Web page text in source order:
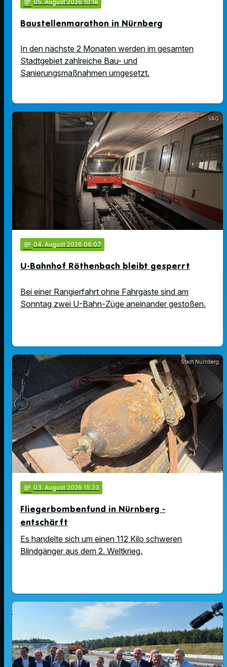
notes 05. August 2026 10:18
Baustellenmarathon in Nürnberg
In den nächste 2 Monaten werden im gesamten
Stadtgebiet zahlreiche Bau- und
Sanierungsmaßnahmen umgesetzt.
VAG
notes 04. August 2026 06:07
U-Bahnhof Röthenbach bleibt gesperrt
Bei einer Rangierfahrt ohne Fahrgäste sind am
Sonntag zwei U-Bahn-Züge aneinander gestoßen.
Stadt Nürnberg
notes 03. August 2026 15:23
Fliegerbombenfund in Nürnberg -
entschärft
Es handelte sich um einen 112 Kilo schweren
Blindgänger aus dem 2. Weltkrieg.